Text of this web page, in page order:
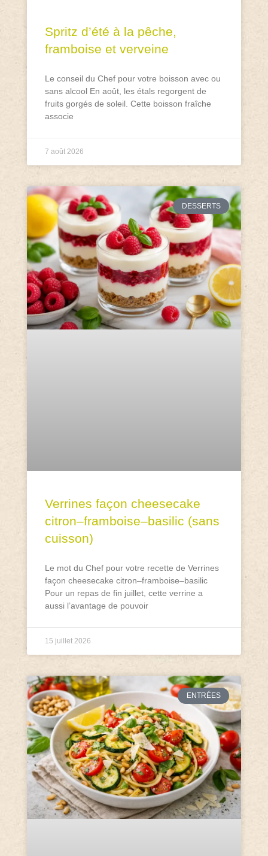
Spritz d’été à la pêche,
framboise et verveine
Le conseil du Chef pour votre boisson avec ou
sans alcool En août, les étals regorgent de
fruits gorgés de soleil. Cette boisson fraîche
associe
7 août 2026
DESSERTS
Verrines façon cheesecake
citron–framboise–basilic (sans
cuisson)
Le mot du Chef pour votre recette de Verrines
façon cheesecake citron–framboise–basilic
Pour un repas de fin juillet, cette verrine a
aussi l’avantage de pouvoir
15 juillet 2026
ENTRÉES